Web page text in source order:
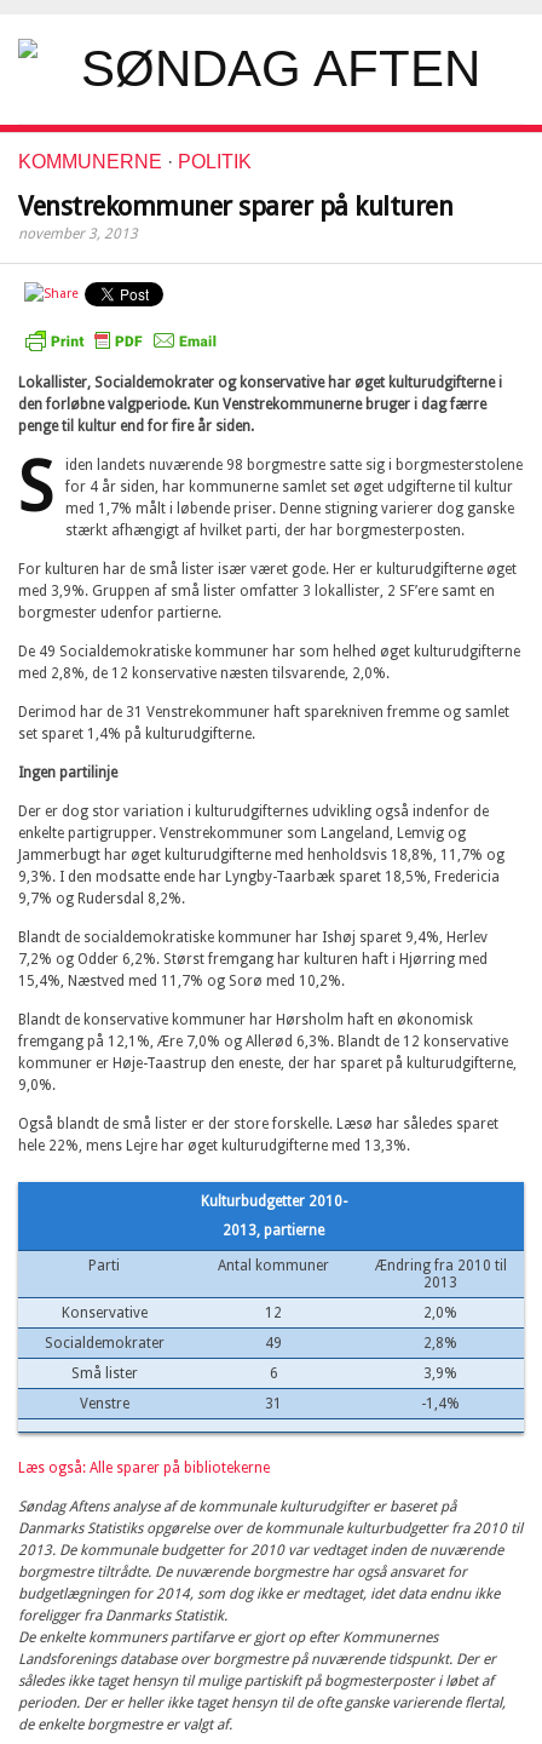
KOMMUNERNE · POLITIK
Venstrekommuner sparer på kulturen
november 3, 2013
Lokallister, Socialdemokrater og konservative har øget kulturudgifterne i
den forløbne valgperiode. Kun Venstrekommunerne bruger i dag færre
penge til kultur end for fire år siden.
S
iden landets nuværende 98 borgmestre satte sig i borgmesterstolene
for 4 år siden, har kommunerne samlet set øget udgifterne til kultur
med 1,7% målt i løbende priser. Denne stigning varierer dog ganske
stærkt afhængigt af hvilket parti, der har borgmesterposten.
For kulturen har de små lister især været gode. Her er kulturudgifterne øget
med 3,9%. Gruppen af små lister omfatter 3 lokallister, 2 SF’ere samt en
borgmester udenfor partierne.
De 49 Socialdemokratiske kommuner har som helhed øget kulturudgifterne
med 2,8%, de 12 konservative næsten tilsvarende, 2,0%.
Derimod har de 31 Venstrekommuner haft sparekniven fremme og samlet
set sparet 1,4% på kulturudgifterne.
Ingen partilinje
Der er dog stor variation i kulturudgifternes udvikling også indenfor de
enkelte partigrupper. Venstrekommuner som Langeland, Lemvig og
Jammerbugt har øget kulturudgifterne med henholdsvis 18,8%, 11,7% og
9,3%. I den modsatte ende har Lyngby-Taarbæk sparet 18,5%, Fredericia
9,7% og Rudersdal 8,2%.
Blandt de socialdemokratiske kommuner har Ishøj sparet 9,4%, Herlev
7,2% og Odder 6,2%. Størst fremgang har kulturen haft i Hjørring med
15,4%, Næstved med 11,7% og Sorø med 10,2%.
Blandt de konservative kommuner har Hørsholm haft en økonomisk
fremgang på 12,1%, Ære 7,0% og Allerød 6,3%. Blandt de 12 konservative
kommuner er Høje-Taastrup den eneste, der har sparet på kulturudgifterne,
9,0%.
Også blandt de små lister er der store forskelle. Læsø har således sparet
hele 22%, mens Lejre har øget kulturudgifterne med 13,3%.
Kulturbudgetter 2010-
2013, partierne
Parti Antal kommuner
Ændring fra 2010 til
2013
Konservative
12
2,0%
Socialdemokrater
49
2,8%
Små lister
6
3,9%
Venstre
31 -1,4%
Læs også: Alle sparer på bibliotekerne
Søndag Aftens analyse af de kommunale kulturudgifter er baseret på
Danmarks Statistiks opgørelse over de kommunale kulturbudgetter fra 2010 til
2013. De kommunale budgetter for 2010 var vedtaget inden de nuværende
borgmestre tiltrådte. De nuværende borgmestre har også ansvaret for
budgetlægningen for 2014, som dog ikke er medtaget, idet data endnu ikke
foreligger fra Danmarks Statistik.
De enkelte kommuners partifarve er gjort op efter Kommunernes
Landsforenings database over borgmestre på nuværende tidspunkt. Der er
således ikke taget hensyn til mulige partiskift på bogmesterposter i løbet af
perioden. Der er heller ikke taget hensyn til de ofte ganske varierende flertal,
de enkelte borgmestre er valgt af.